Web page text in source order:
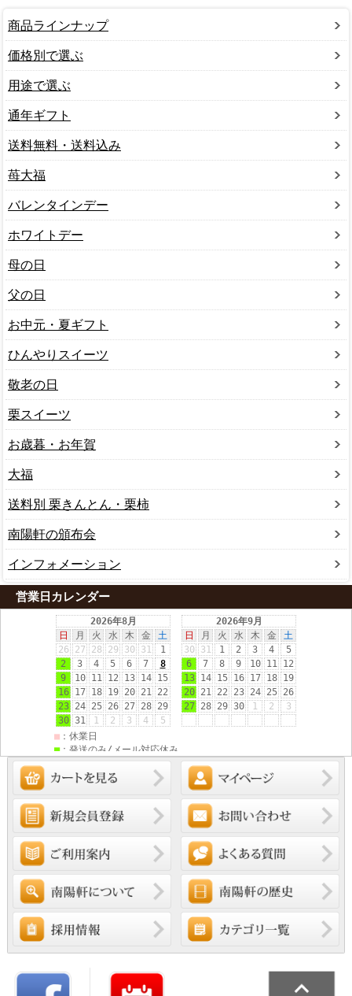
商品ラインナップ
価格別で選ぶ
用途で選ぶ
通年ギフト
送料無料・送料込み
苺大福
バレンタインデー
ホワイトデー
母の日
父の日
お中元・夏ギフト
ひんやりスイーツ
敬老の日
栗スイーツ
お歳暮・お年賀
大福
送料別 栗きんとん・栗柿
南陽軒の頒布会
インフォメーション
営業日カレンダー